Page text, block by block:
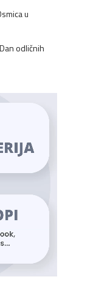
u
Dan odličnih